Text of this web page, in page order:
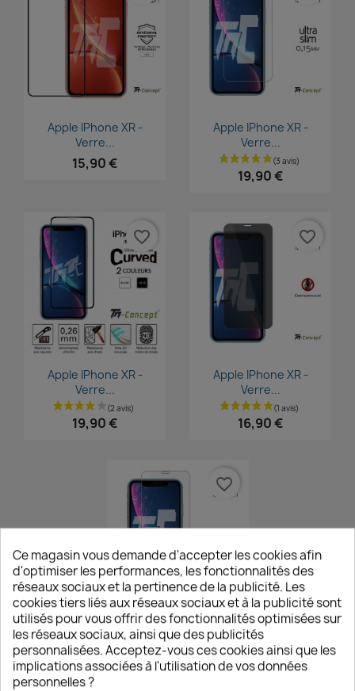
Aperçu rapide
Apple IPhone XR -
Verre...
15,90 €
Aperçu rapide
Apple IPhone XR -
Verre...
19,90 €
Aperçu rapide
Apple IPhone XR -
Verre...
19,90 €
favorite_border
Aperçu rapide
Apple IPhone XR -
Verre...
16,90 €
favorite_border
Aperçu rapide
Apple IPhone XR -
Verre...
14,90 €
favorite_border
Ce magasin vous demande d'accepter les cookies afin
d'optimiser les performances, les fonctionnalités des
réseaux sociaux et la pertinence de la publicité. Les
cookies tiers liés aux réseaux sociaux et à la publicité sont
utilisés pour vous offrir des fonctionnalités optimisées sur
les réseaux sociaux, ainsi que des publicités
personnalisées. Acceptez-vous ces cookies ainsi que les
implications associées à l'utilisation de vos données
personnelles ?